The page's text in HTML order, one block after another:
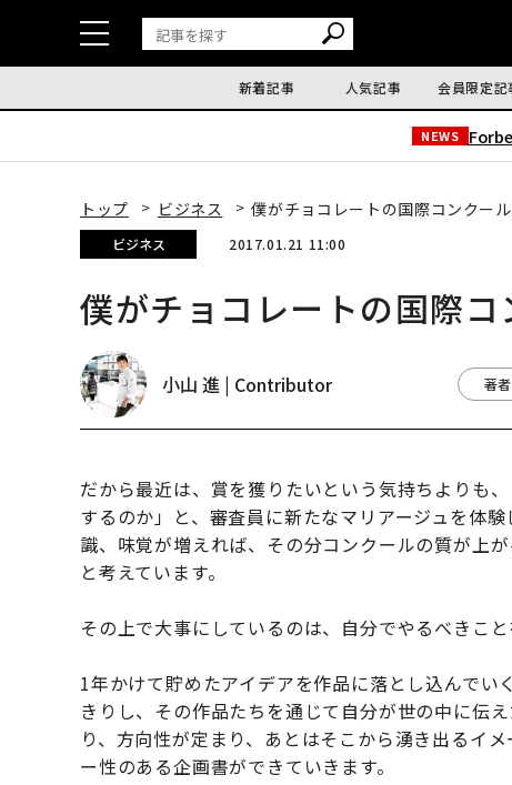
新着記事 人気記事 会員限定記
NEWS
トップ ビジネス 僕がチョコレートの国際コンクー
ビジネス 2017.01.21 11:00
僕がチョコレートの国際
小山 進 | Contributor 著
だから最近は、賞を獲りたいという気持ちよりも
するのか」と、審査員に新たなマリアージュを体
識、味覚が増えれば、その分コンクールの質が上
と考えています。
その上で大事にしているのは、自分でやるべきこ
1年かけて貯めたアイデアを作品に落とし込んで
きりし、その作品たちを通じて自分が世の中に伝
り、方向性が定まり、あとはそこから湧き出るイ
ー性のある企画書ができていきます。